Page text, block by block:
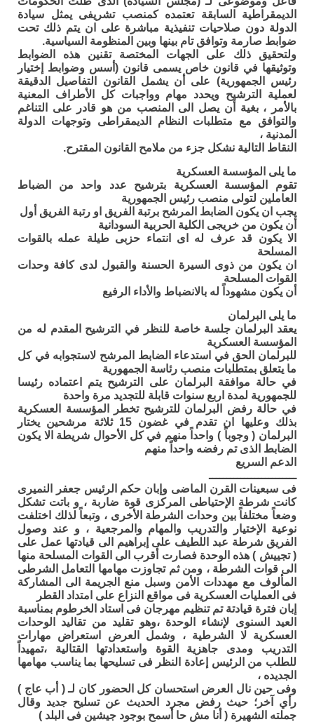
الديمقراطية السابقة تعتمده كمنصب تشريفى يمثل سيادة
الدولة دون صلاحيات تنفيذية مباشرة على ان يتم ذلك تحت
ضوابط صارمة وتوافق تام بينها وبين المنظومة السياسية.
ولتحقيق ذلك على الجهات المختصة تقنين هذه الضوابط
وتوثيقها في قانون خاص يسمى قانون (أسس وضوابط إختيار
رئيس الجمهورية) على أن يشمل القانون التفاصيل الدقيقة
لعملية الترشيح ويحدد مهام وواجبات كل الأطراف المعنية
بالأمر ، بغية أن يصل الى المنصب من هو قادر على التناغم
والتوافق مع متطلبات النظام الديمقراطى وتوجهات الدولة
المدنية ،
النقاط التالية نشكل جزء من ملامح القانون المقترح.
ما يلى المؤسسة العسكرية
تقوم المؤسسة العسكرية بترشيح عدد واحد من الضباط
العاملين لتولى منصب رئيس الجمهورية
يجب ان يكون الضابط المرشح برتبة الفريق او رتبة الفريق أول
أن يكون من خريجى الكلية الحربية السودانية
الا يكون قد عرف له اى انتماء حزبى طيلة عمله بالقوات
المسلحة
ان يكون من ذوى السيرة الحسنة والقبول لدى كافة وحدات
القوات المسلحة
أن يكون مشهوداً له بالانضباط والأداء الرفيع
ما يلى البرلمان
يعقد البرلمان جلسة خاصة للنظر في الترشيح المقدم له من
المؤسسة العسكرية
للبرلمان الحق في استدعاء الضابط المرشح لاستجوابه في كل
ما يتعلق بمتطلبات منصب رئاسة الجمهورية
في حالة موافقة البرلمان على الترشيح يتم اعتماده رئيسا
للجمهورية لمدة اربع سنوات قابلة للتجديد مرة واحدة
في حالة رفض البرلمان للترشيح تخطر المؤسسة العسكرية
بذلك وعليها ان تقدم في غضون 15 ثلاثة مرشحين يختار
البرلمان ( وجوباً ) واحداً منهم في كل الأحوال شريطة الا يكون
الضابط الذى تم رفضه واحداً منهم
الدعم السريع
ـــــــــــــــــــــــــ
فى سبعينات القرن الماضى وإبان حكم الرئيس جعفر النميرى
كانت شرطة الإحتياطى المركزى قوة ضاربة ، و باتت تشكل
وضعاً مختلفاً بين وحدات الشرطة الأخرى ، وتبعاً لذلك اختلفت
نوعية الإختيار والتدريب والمهام والمرجعية ، و عند وصول
الفريق شرطة عبد اللطيف على إبراهيم الى قيادتها عمل على
( تجييش ) هذه الوحدة فصارت أقرب الى القوات المسلحة منها
الى قوات الشرطة ، ومن ثم تجاوزت مهامها التعامل الشرطى
المألوف مع مهددات الأمن وسبل منع الجريمة الى المشاركة
فى العمليات العسكرية فى مواقع النزاع على امتداد القطر
إبان فترة قيادتة تم تنظيم مهرجان فى استاد الخرطوم بمناسبة
العيد السنوى لإنشاء الوحدة ،وهو تقليد من تقاليد الوحدات
العسكرية لا الشرطية ، وشمل العرض استعراض مهارات
التدريب ومدى جاهزية القوة واستعدادتها القتالية ،تمهيداً
للطلب من الرئيس إعادة النظر فى تسليحها بما يناسب مهامها
الجديده ،
وفى حين نال العرض استحسان كل الحضور كان لـ ( أب عاج )
رأي آخر؛ حيث رفض مجرد الحديث عن تسليح جديد وقال
جملته الشهيرة ( أنا مش حا أسمح بوجود جيشين فى البلد )